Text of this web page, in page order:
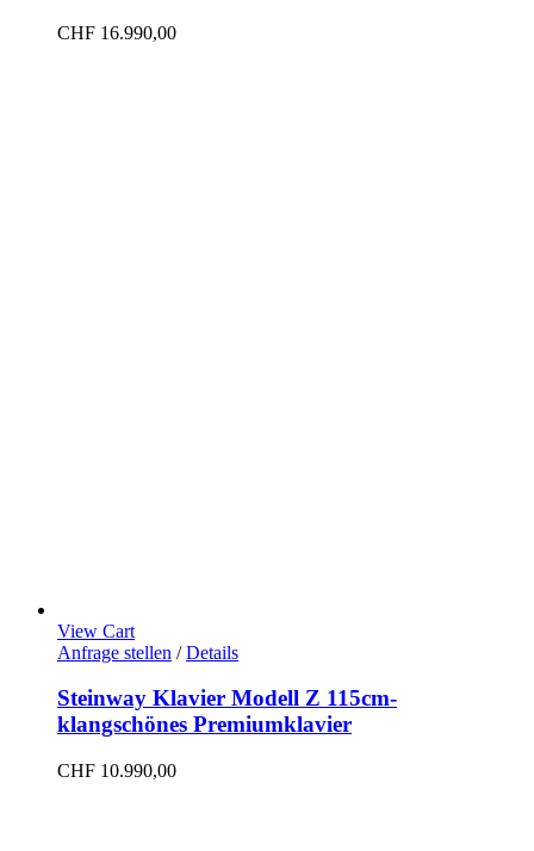
CHF 16.990,00
View Cart
Anfrage stellen / Details
Steinway Klavier Modell Z 115cm-
klangschönes Premiumklavier
CHF 10.990,00